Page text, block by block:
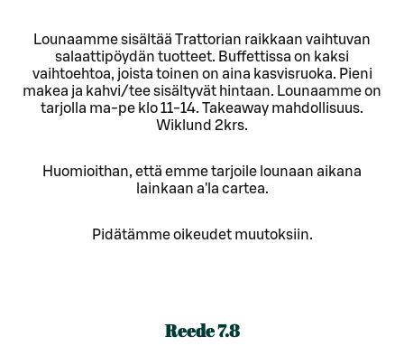
Lounaamme sisältää Trattorian raikkaan vaihtuvan
salaattipöydän tuotteet. Buffettissa on kaksi
vaihtoehtoa, joista toinen on aina kasvisruoka. Pieni
makea ja kahvi/tee sisältyvät hintaan. Lounaamme on
tarjolla ma-pe klo 11-14. Takeaway mahdollisuus.
Wiklund 2krs.
Huomioithan, että emme tarjoile lounaan aikana
lainkaan a'la cartea.
Pidätämme oikeudet muutoksiin.
Reede7.8